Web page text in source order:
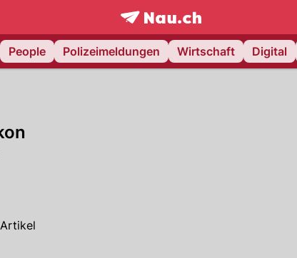
frontpage.NAU.ch
People Polizeimeldungen Wirtschaft Digital